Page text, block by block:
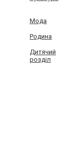
Мода
Родина
Дитячий
розділ